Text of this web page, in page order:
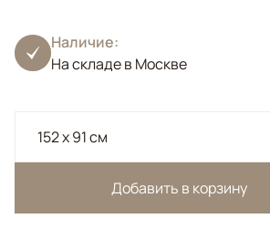
Наличие:
На складе в Москве
152 x 91 см
Добавить в корзину